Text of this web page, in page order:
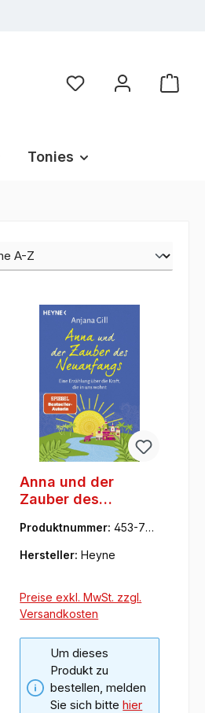
Du hast 0 Produkte
Tonies
Anna und der
Zauber des
Produktnummer:453-705
Hersteller:Heyne
Preise exkl. MwSt. zzgl.
Versandkosten
Um dieses
Produkt zu
bestellen, melden
Sie sich bittehier